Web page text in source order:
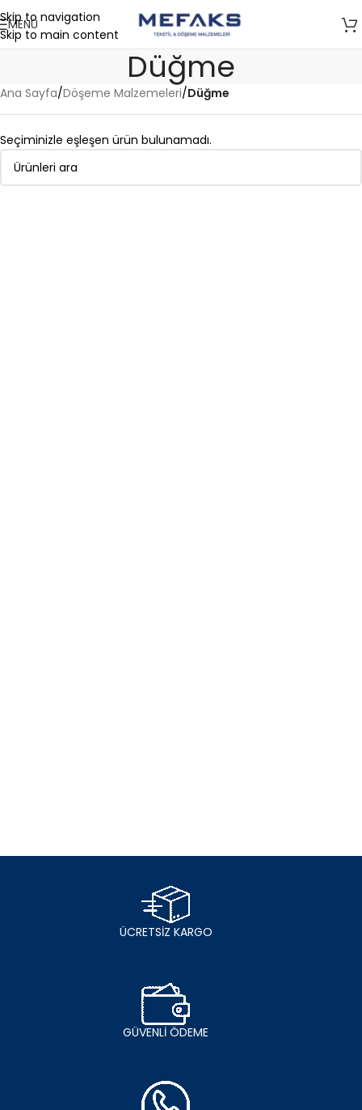
Skip to navigation
Skip to main content
MENÜ
Düğme
Ana Sayfa/Döşeme Malzemeleri/Düğme
Seçiminizle eşleşen ürün bulunamadı.
ÜCRETSİZ KARGO
GÜVENLİ ÖDEME